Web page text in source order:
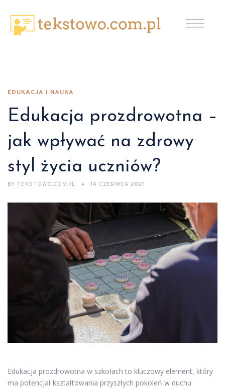
EDUKACJA I NAUKA
Edukacja prozdrowotna –
jak wpływać na zdrowy
styl życia uczniów?
BY TEKSTOWO.COM.PL 14 CZERWCA 2021
Edukacja prozdrowotna w szkołach to kluczowy element, który
ma potencjał kształtowania przyszłych pokoleń w duchu